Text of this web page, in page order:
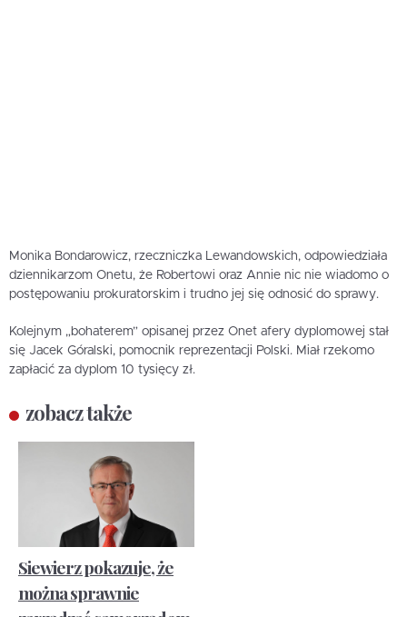
Monika Bondarowicz, rzeczniczka Lewandowskich, odpowiedziała
dziennikarzom Onetu, że Robertowi oraz Annie nic nie wiadomo o
postępowaniu prokuratorskim i trudno jej się odnosić do sprawy.
Kolejnym „bohaterem” opisanej przez Onet afery dyplomowej stał
się Jacek Góralski, pomocnik reprezentacji Polski. Miał rzekomo
zapłacić za dyplom 10 tysięcy zł.
zobacz także
Siewierz pokazuje, że
można sprawnie